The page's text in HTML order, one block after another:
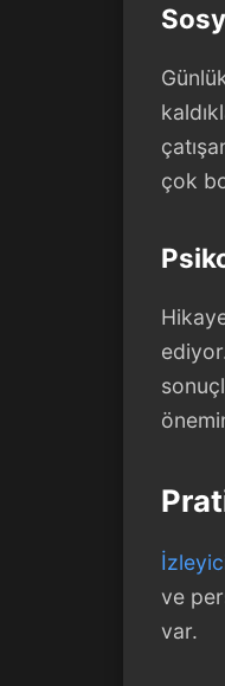
çok
ve
var.